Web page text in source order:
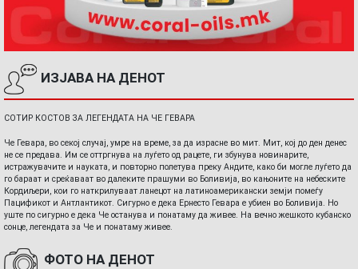
ИЗЈАВА НА ДЕНОТ
СОТИР КОСТОВ ЗА ЛЕГЕНДАТА НА ЧЕ ГЕВАРА
Че Гевара, во секој случај, умре на време, за да израсне во мит. Мит, кој до ден денес
не се предава. Им се оттргнува на луѓето од рацете, ги збунува новинарите,
истражувачите и науката, и повторно полетува преку Андите, како би могле луѓето да
го бараат и среќаваат во далеките прашуми во Боливија, во кањоните на небеските
Кордиљери, кои го наткрилуваат ланецот на латиноамерикански земји помеѓу
Пацификот и Антлантикот. Сигурно е дека Ернесто Гевара е убиен во Боливија. Но
уште по сигурно е дека Че останува и понатаму да живее. На вечно жешкото кубанско
сонце, легендата за Че и понатаму живее.
ФОТО НА ДЕНОТ